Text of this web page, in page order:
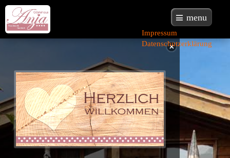
menu
Impressum
Datenschutzerklärung